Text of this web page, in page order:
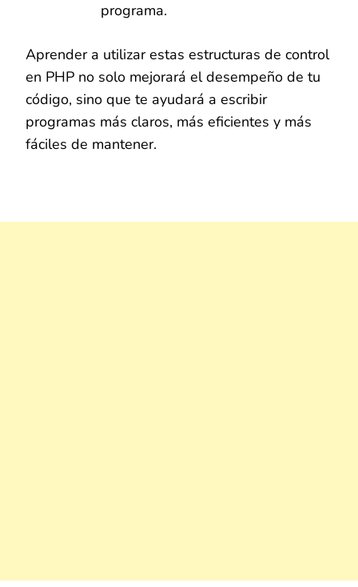
programa.
Aprender a utilizar estas estructuras de control
en PHP no solo mejorará el desempeño de tu
código, sino que te ayudará a escribir
programas más claros, más eficientes y más
fáciles de mantener.